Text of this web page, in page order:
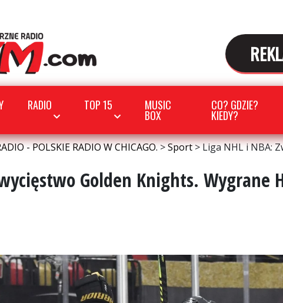
RADIO TOP 15 MUSIC
BOX
CO? GDZIE?
KIEDY?
- POLSKIE RADIO W CHICAGO.>Sport>Liga NHL i NBA:
Golden Knights. Wygrane